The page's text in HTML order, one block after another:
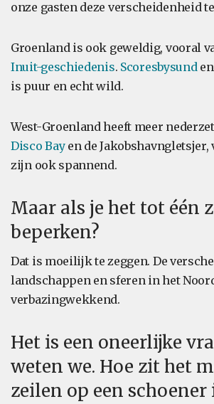
onze gasten deze verscheidenheid
Groenland is ook geweldig, vooral
Inuit-geschiedenis. Scoresbysunden
is puur en echt wild.
West-Groenland heeft meer
Disco Bayen de
zijn ook spannend.
Maar als je het tot één
beperken?
Dat is moeilijk te zeggen. De
landschappen en sferen in het
verbazingwekkend.
Het is een oneerlijke
weten we. Hoe zit het
zeilen op een schoener